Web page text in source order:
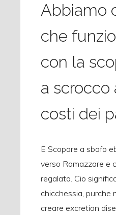
Abbiamo
che
con la
a scrocco
costi dei
E Scopare a sbafo
verso Ramazzare e
regalato. Cio
chicchessia, purche
creare excretion